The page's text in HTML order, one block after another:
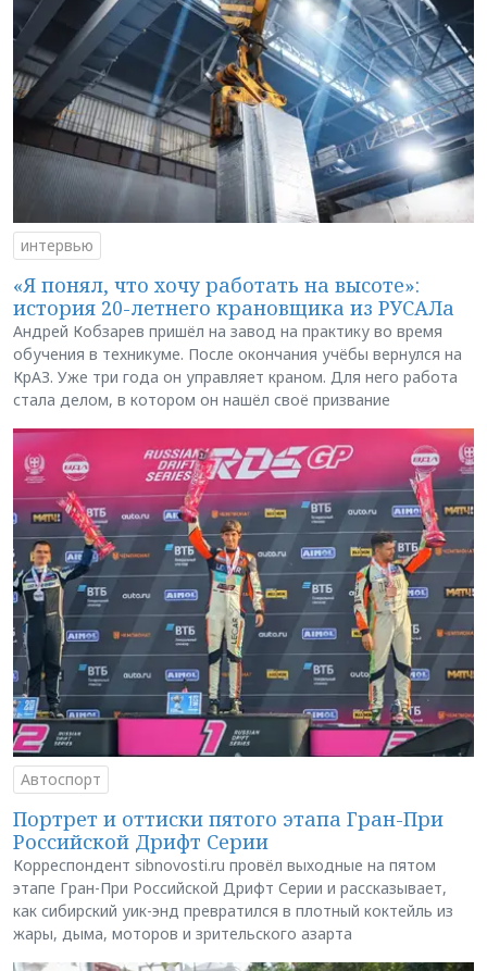
интервью
«Я понял, что хочу работать на высоте»:
история 20-летнего крановщика из РУСАЛа
Андрей Кобзарев пришёл на завод на практику во время
обучения в техникуме. После окончания учёбы вернулся на
КрАЗ. Уже три года он управляет краном. Для него работа
стала делом, в котором он нашёл своё призвание
Автоспорт
Портрет и оттиски пятого этапа Гран-При
Российской Дрифт Серии
Корреспондент sibnovosti.ru провёл выходные на пятом
этапе Гран-При Российской Дрифт Серии и рассказывает,
как сибирский уик-энд превратился в плотный коктейль из
жары, дыма, моторов и зрительского азарта